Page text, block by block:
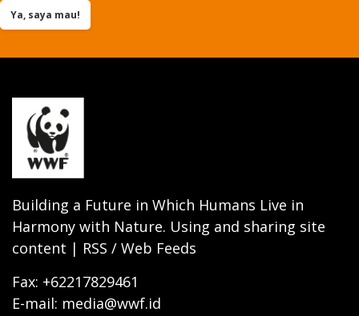
Ya, saya mau!
Building a Future in Which Humans Live in
Harmony with Nature. Using and sharing site
content | RSS / Web Feeds
Fax: +62217829461
E-mail: media@wwf.id